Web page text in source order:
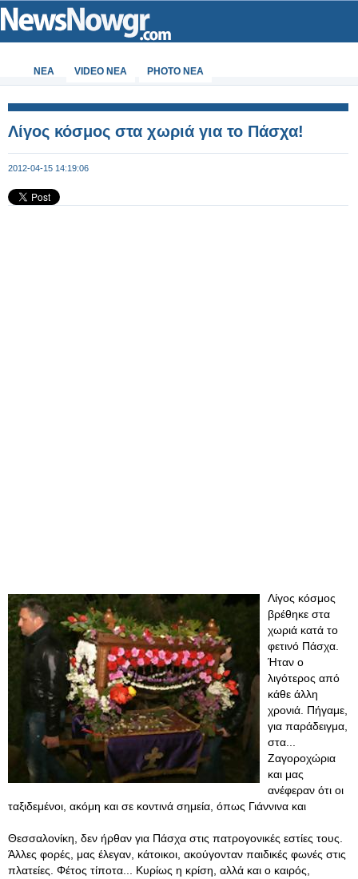
ΝΕΑ VIDEO NEA PHOTO NEA
Λίγος κόσμος στα χωριά για το Πάσχα!
2012-04-15 14:19:06
Λίγος κόσμος
βρέθηκε στα
χωριά κατά το
φετινό Πάσχα.
Ήταν ο
λιγότερος από
κάθε άλλη
χρονιά. Πήγαμε,
για παράδειγμα,
στα...
Ζαγοροχώρια
και μας
ανέφεραν ότι οι
ταξιδεμένοι, ακόμη και σε κοντινά σημεία, όπως Γιάννινα και
Θεσσαλονίκη, δεν ήρθαν για Πάσχα στις πατρογονικές εστίες τους.
Άλλες φορές, μας έλεγαν, κάτοικοι, ακούγονταν παιδικές φωνές στις
πλατείες. Φέτος τίποτα... Κυρίως η κρίση, αλλά και ο καιρός,